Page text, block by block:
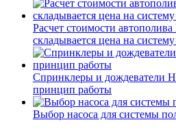
Расчет стоимости
складывается цена на
Спринклеры и дождеватели
принцип работы
Выбор насоса для системы